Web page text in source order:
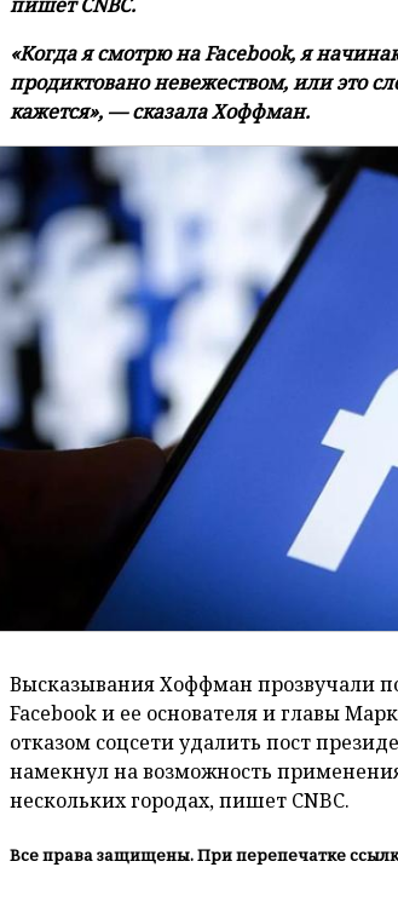
«Когда я смотрю на Facebook, я
продиктовано невежеством, или это
кажется», — сказала Хоффман.
Высказывания Хоффман прозвучали
Facebook и ее основателя и главы
отказом соцсети удалить пост
намекнул на возможность
нескольких городах, пишет CNBC.
Все права защищены. При перепечатке